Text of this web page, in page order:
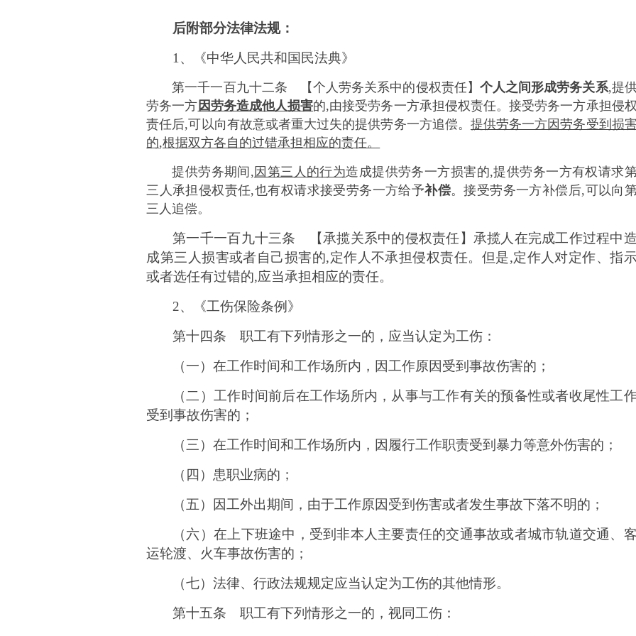
后附部分法律法规：
1、《中华人民共和国民法典》
第一千一百九十二条 【个人劳务关系中的侵权责任】 个人之间形成劳务关系,提
劳务一方 因劳务造成他人损害的,由接受劳务一方承担侵权责任。接受劳务一方承担侵权
责任后,可以向有故意或者重大过失的提供劳务一方追偿。 提供劳务一方因劳务受到损害
的,根据双方各自的过错承担相应的责任。
提供劳务期间 , 因第三人的行为造成提供劳务一方损害的,提供劳务一方有权请求
三人承担侵权责任,也有权请求接受劳务一方给予补偿。接受劳务一方补偿后,可以向
三人追偿。
第一千一百九十三条 【承揽关系中的侵权责任】承揽人在完成工作过程中造
成第三人损害或者自己损害的,定作人不承担侵权责任。但是,定作人对定作、指
或者选任有过错的,应当承担相应的责任。
2、《工伤保险条例》
第十四条 职工有下列情形之一的，应当认定为工伤：
（一）在工作时间和工作场所内，因工作原因受到事故伤害的；
（二）工作时间前后在工作场所内，从事与工作有关的预备性或者收尾性工
受到事故伤害的；
（三）在工作时间和工作场所内，因履行工作职责受到暴力等意外伤害的；
（四）患职业病的；
（五）因工外出期间，由于工作原因受到伤害或者发生事故下落不明的；
（六）在上下班途中，受到非本人主要责任的交通事故或者城市轨道交通、客
运轮渡、火车事故伤害的；
（七）法律、行政法规规定应当认定为工伤的其他情形。
第十五条 职工有下列情形之一的，视同工伤：